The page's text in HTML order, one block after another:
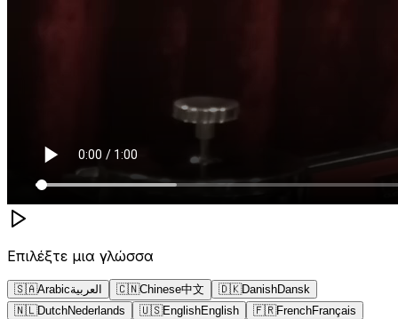
Επιλέξτε μια γλώσσα
🇸🇦Arabicالعربية 🇨🇳Chinese中文 🇩🇰DanishDansk
🇳🇱DutchNederlands 🇺🇸EnglishEnglish 🇫🇷FrenchFrançais